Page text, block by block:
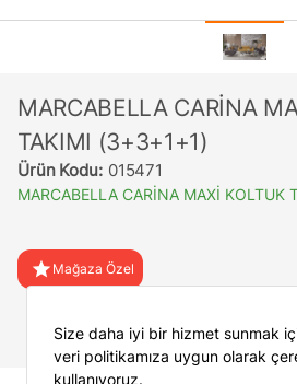
MARCABELLA CARİNA
TAKIMI (3+3+1+1)
Ürün Kodu: 015471
MARCABELLA CARİNA MAXİ KOLTUK
star Mağaza Özel
Size daha iyi bir hizmet sunmak
veri politikamıza uygun olarak
kullanıyoruz.